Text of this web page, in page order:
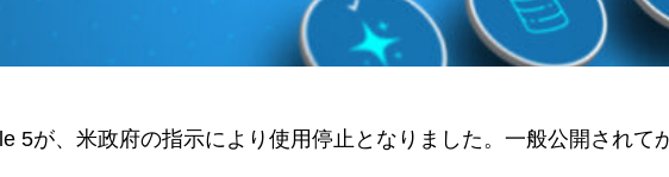
5が、米政府の指示により使用停止となりました。一般公開されて